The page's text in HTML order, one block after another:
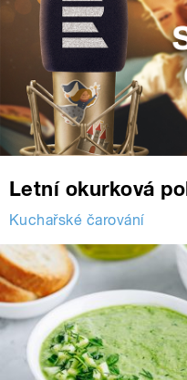
Letní okurková
Kuchařské čarování